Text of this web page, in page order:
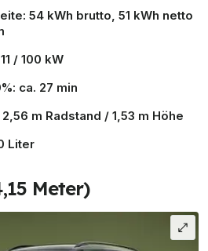
54 kWh brutto, 51 kWh netto
/ 100 kW
ca. 27 min
m Radstand / 1,53 m Höhe
Liter
Meter)